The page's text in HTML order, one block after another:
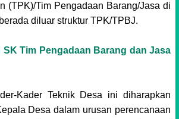
(TPK)/Tim Pengadaan Barang/Jasa di
diluar struktur TPK/TPBJ.
SK Tim Pengadaan Barang dan Jasa
Kader Teknik Desa ini diharapkan
Desa dalam urusan perencanaan